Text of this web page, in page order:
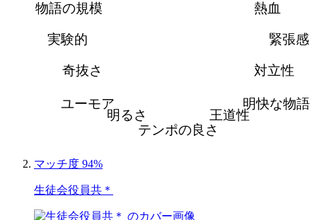
熱血
緊張感
対立性
明快な物語
王道性
テンポの良さ
明るさ
ユーモア
奇抜さ
実験的
物語の規模
マッチ度 94%
生徒会役員共＊